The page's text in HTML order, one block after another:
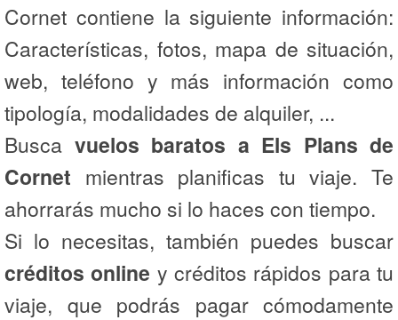
Cornet contiene la siguiente información:
Características, fotos, mapa de situación,
web, teléfono y más información como
tipología, modalidades de alquiler, ...
Busca vuelos baratos a Els Plans de
Cornet mientras planificas tu viaje. Te
ahorrarás mucho si lo haces con tiempo.
Si lo necesitas, también puedes buscar
créditos online y créditos rápidos para tu
viaje, que podrás pagar cómodamente